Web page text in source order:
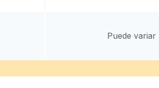
Puede variar